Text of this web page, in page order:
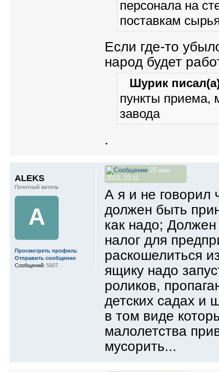
персонала на
поставкам
Если где-то
народ будет
Шурик
пункты приема,
завода
.
25 июн
2013, 23:11
А я и не говорил
должен быть
как надо; Должен
налог для
раскошелиться
ящику надо
роликов,
детских садах и
в том виде
малолетства
мусорить...
ALEKS
Почетный житель
A
Просмотреть профиль
Отправить сообщение
Сообщений: 5607